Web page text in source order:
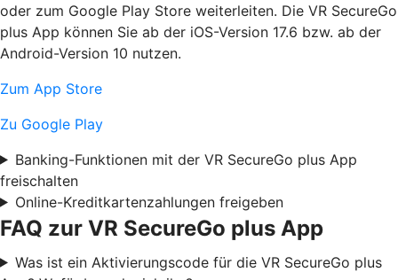
oder zum Google Play Store weiterleiten. Die VR SecureGo
plus App können Sie ab der iOS-Version 17.6 bzw. ab der
Android-Version 10 nutzen.
Zum App Store
Zu Google Play
Banking-Funktionen mit der VR SecureGo plus App
freischalten
Online-Kreditkartenzahlungen freigeben
FAQ zur VR SecureGo plus App
Was ist ein Aktivierungscode für die VR SecureGo plus